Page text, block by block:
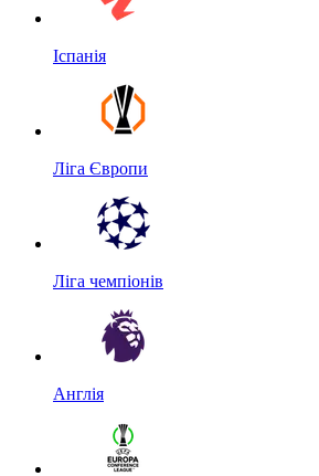
Іспанія
Ліга Європи
Ліга чемпіонів
Англія